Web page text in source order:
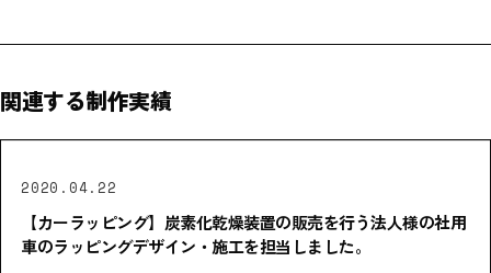
関連する制作実績
2020.04.22
【カーラッピング】炭素化乾燥装置の販売を行う法人様の社用
車のラッピングデザイン・施工を担当しました。